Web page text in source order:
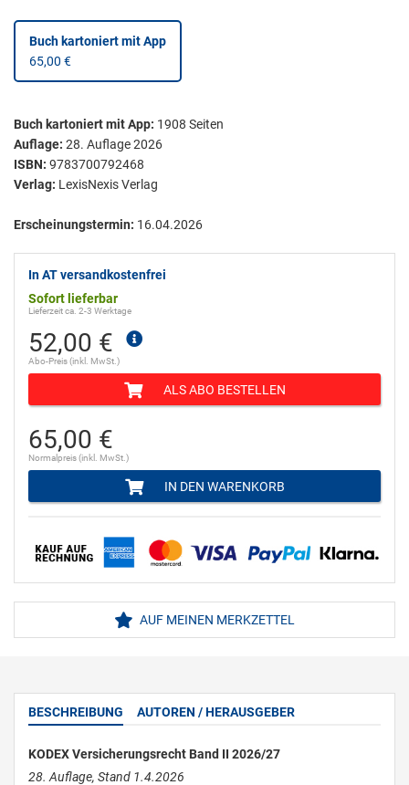
Buch kartoniertmit App
65,00 €
Buch kartoniertmit App: 1908 Seiten
Auflage: 28. Auflage 2026
ISBN: 9783700792468
Verlag: LexisNexis Verlag
Erscheinungstermin: 16.04.2026
In AT versandkostenfrei
Sofort lieferbar
Lieferzeit ca. 2-3 Werktage
52,00 €
Abo-Preis (inkl. MwSt.)
ALS ABO BESTELLEN
65,00 €
Normalpreis (inkl. MwSt.)
IN DEN WARENKORB
AUF MEINEN MERKZETTEL
BESCHREIBUNG AUTOREN / HERAUSGEBER
KODEX Versicherungsrecht Band II 2026/27
28. Auflage, Stand 1.4.2026